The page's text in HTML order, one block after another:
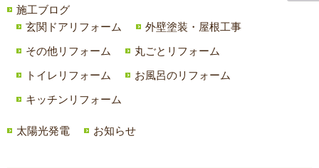
施工ブログ
玄関ドアリフォーム
外壁塗装・屋根工事
その他リフォーム
丸ごとリフォーム
トイレリフォーム
お風呂のリフォーム
キッチンリフォーム
太陽光発電 お知らせ